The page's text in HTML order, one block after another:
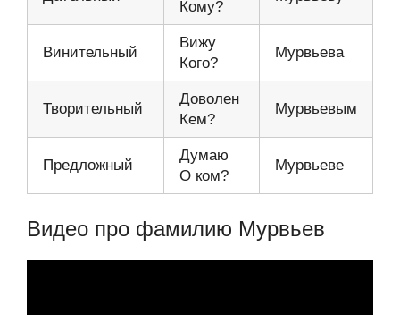
Кому?
Винительный
Вижу
Кого?
Мурвьева
Творительный
Доволен
Кем?
Мурвьевым
Предложный
Думаю
О ком?
Мурвьеве
Видео про фамилию Мурвьев